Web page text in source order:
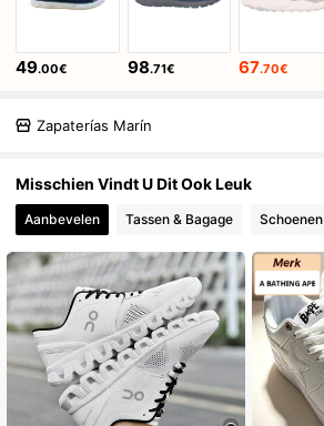
49.00€ 98.71€ 67.70€
Zapaterías Marín
Misschien Vindt U Dit Ook Leuk
Aanbevelen Tassen & Bagage Schoenen